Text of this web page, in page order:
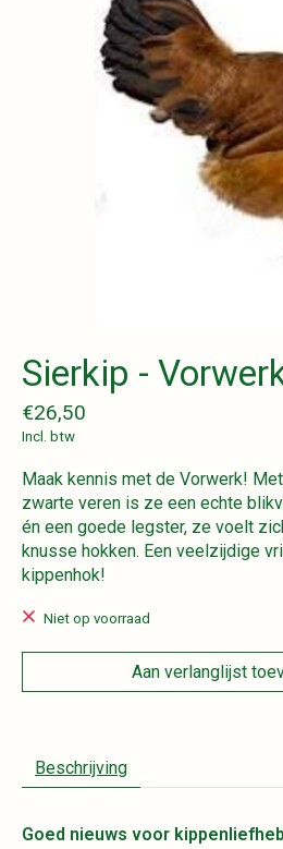
Sierkip -
€26,50
Incl. btw
Maak kennis met de Vorwerk!
zwarte veren is ze een echte
én een goede legster, ze voelt
knusse hokken. Een veelzijdige
kippenhok!
Niet op voorraad
Aan verlanglijst
Beschrijving
Goed nieuws voor